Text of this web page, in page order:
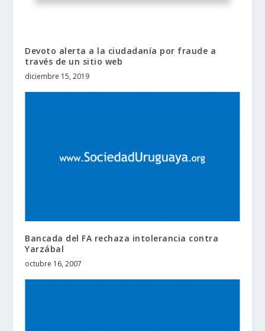
Devoto alerta a la ciudadanía por fraude a
través de un sitio web
diciembre 15, 2019
Bancada del FA rechaza intolerancia contra
Yarzábal
octubre 16, 2007